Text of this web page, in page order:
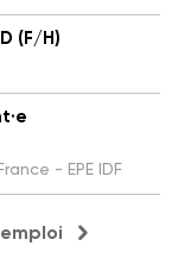
(F/H)
- EPE IDF